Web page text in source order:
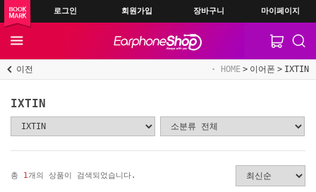
로그인 회원가입 장바구니 마이페이지
이전 HOME 이어폰 IXTIN
IXTIN
총 1개의 상품이 검색되었습니다.